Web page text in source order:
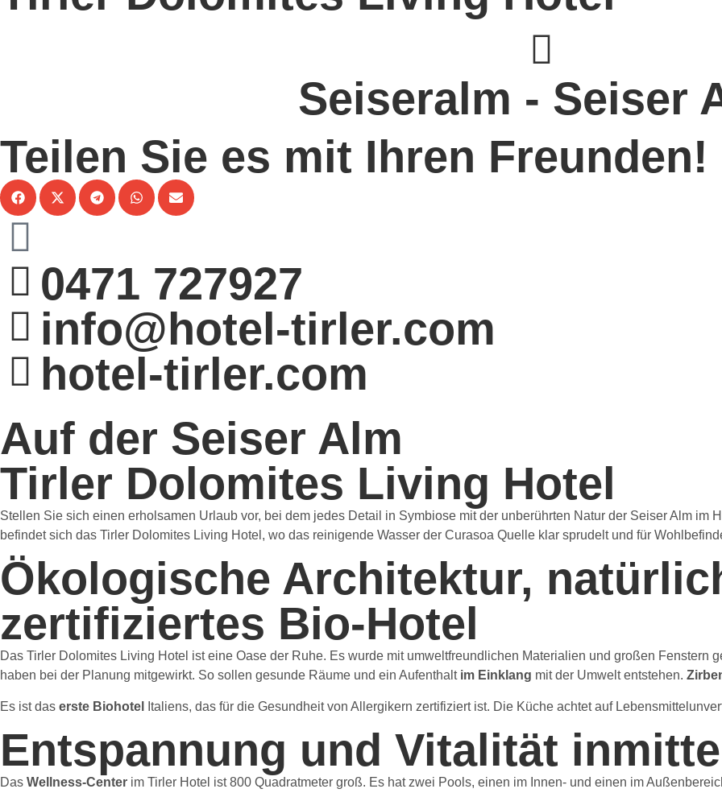
Seiseralm - Seiser
Teilen Sie es mit Ihren Freunden!
0471 727927
info@hotel-tirler.com
hotel-tirler.com
Auf der Seiser Alm
Tirler Dolomites Living Hotel
Stellen Sie sich einen erholsamen Urlaub vor, bei dem jedes Detail in Symbiose mit der unberührten Natur der Seiser Alm im
befindet sich das Tirler Dolomites Living Hotel, wo das reinigende Wasser der Curasoa Quelle klar sprudelt und für
Ökologische Architektur,
zertifiziertes Bio-Hotel
Das Tirler Dolomites Living Hotel ist eine Oase der Ruhe. Es wurde mit umweltfreundlichen Materialien und großen Fenstern
haben bei der Planung mitgewirkt. So sollen gesunde Räume und ein Aufenthalt im Einklang mit der Umwelt entstehen.
Es ist das erste Biohotel Italiens, das für die Gesundheit von Allergikern zertifiziert ist. Die Küche achtet auf
Entspannung und Vitalität
Das Wellness-Center im Tirler Hotel ist 800 Quadratmeter groß. Es hat zwei Pools, einen im Innen- und einen im